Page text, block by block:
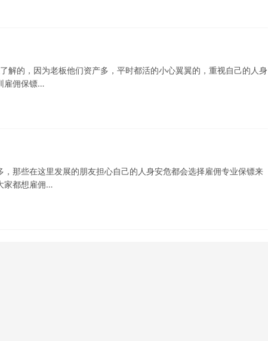
解的，因为老板他们资产多，平时都活的小心翼翼的，重视自己的人身
雇佣保镖…
那些在这里发展的朋友担心自己的人身安危都会选择雇佣专业保镖来
家都想雇佣…